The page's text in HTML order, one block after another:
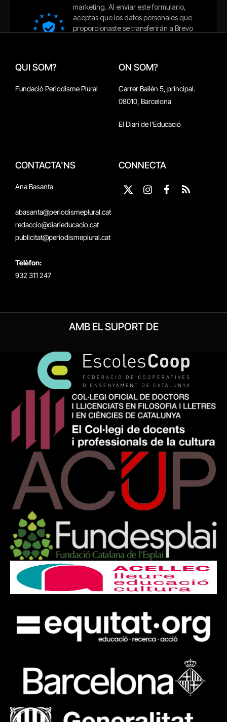
QUI SOM?
Fundació Periodisme Plural
ON SOM?
Carrer Bailén 5, principal.
08010, Barcelona
El Diari de l'Educació
CONTACTA'NS
Ana Basanta
abasanta@periodismeplural.cat
redaccio@diarieducacio.cat
publicitat@periodismeplural.cat
Telèfon:
932 311 247
CONNECTA
X
InstagramFacebook
RSS
AMB EL SUPORT DE